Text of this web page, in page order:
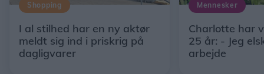
Shopping
I al stilhed har en ny aktør
meldt sig ind i priskrig på
dagligvarer
Mennesker
Charlotte har
25 år: - Jeg
arbejde